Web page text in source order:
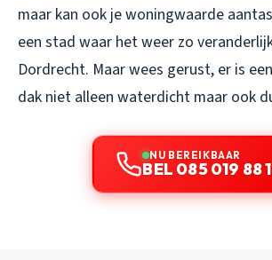
maar kan ook je woningwaarde
een stad waar het weer zo
Dordrecht. Maar wees gerust, er is
dak niet alleen waterdicht maar ook
NU BEREIKBAAR
BEL 085 019 88